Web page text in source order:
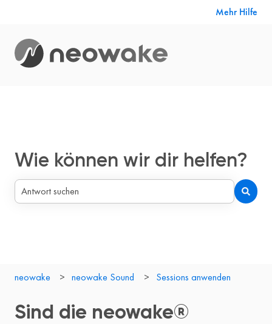
Mehr Hilfe
Wie können wir dir helfen?
neowake neowake Sound Sessions anwenden
Sind die neowake®